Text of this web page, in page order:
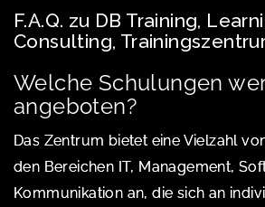
F.A.Q. zu DB Training,
Consulting,
Welche Schulungen
angeboten?
Das Zentrum bietet eine Vielzahl
den Bereichen IT, Management,
Kommunikation an, die sich an